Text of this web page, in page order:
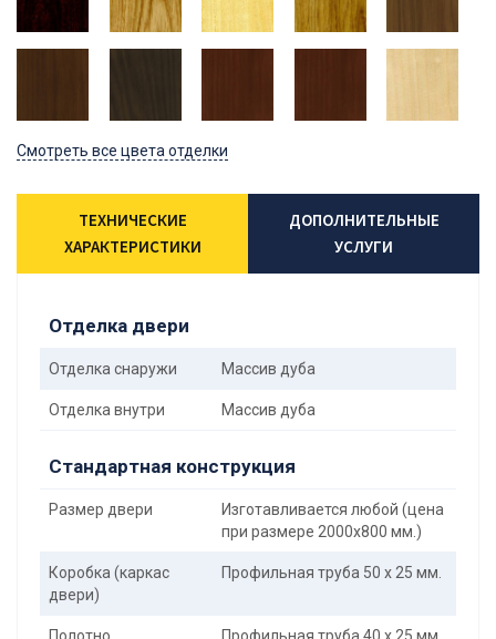
Смотреть все цвета отделки
ТЕХНИЧЕСКИЕ
ХАРАКТЕРИСТИКИ
ДОПОЛНИТЕЛЬНЫЕ
УСЛУГИ
Отделка двери
Отделка снаружи Массив дуба
Отделка внутри Массив дуба
Стандартная конструкция
Размер двери
Изготавливается любой (цена
при размере 2000x800 мм.)
Коробка (каркас
двери)
Профильная труба 50 х 25 мм.